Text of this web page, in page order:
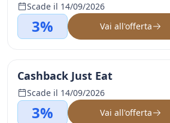
Scade il 14/09/2026
3% Vai all'offerta
Cashback Just Eat
Scade il 14/09/2026
3% Vai all'offerta